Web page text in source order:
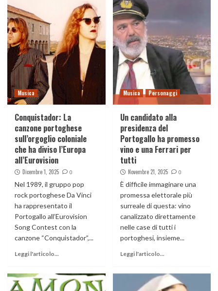
Musica
Conquistador: La
canzone portoghese
sull’orgoglio coloniale
che ha diviso l’Europa
all’Eurovision
Dicembre 1, 2025 0
Nel 1989, il gruppo pop
rock portoghese Da Vinci
ha rappresentato il
Portogallo all’Eurovision
Song Contest con la
canzone “Conquistador”,...
Leggi l'articolo...
Musica Personaggi
Un candidato alla
presidenza del
Portogallo ha promesso
vino e una Ferrari per
tutti
Novembre 21, 2025 0
È difficile immaginare una
promessa elettorale più
surreale di questa: vino
canalizzato direttamente
nelle case di tutti i
portoghesi, insieme...
Leggi l'articolo...